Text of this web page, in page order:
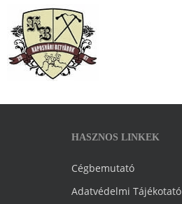
HASZNOS LINKEK
Cégbemutató
Adatvédelmi Tájékotató